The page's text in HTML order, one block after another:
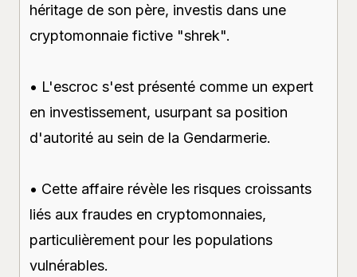
héritage de son père, investis dans une
cryptomonnaie fictive "shrek".
• L'escroc s'est présenté comme un expert
en investissement, usurpant sa position
d'autorité au sein de la Gendarmerie.
• Cette affaire révèle les risques croissants
liés aux fraudes en cryptomonnaies,
particulièrement pour les populations
vulnérables.